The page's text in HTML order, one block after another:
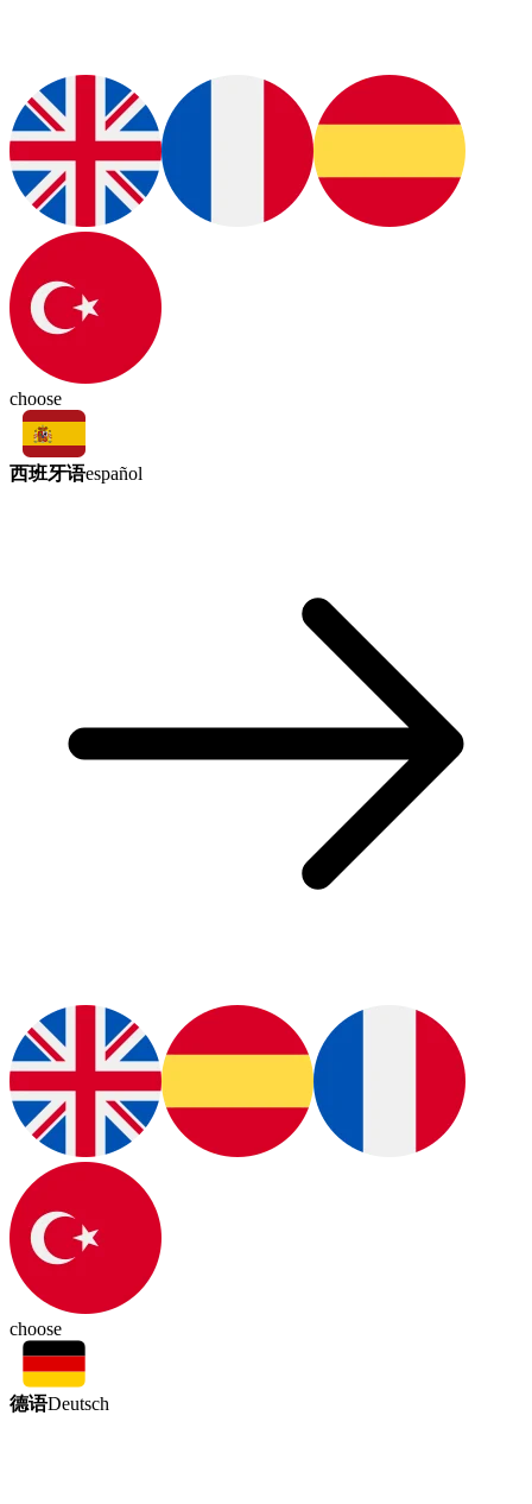
choose
西班牙语español
choose
德语Deutsch